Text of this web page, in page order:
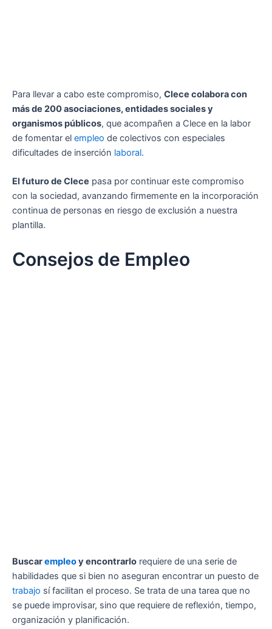
Para llevar a cabo este compromiso, Clece colabora con
más de 200 asociaciones, entidades sociales y
organismos públicos, que acompañen a Clece en la labor
de fomentar el empleo de colectivos con especiales
dificultades de inserción laboral.
El futuro de Clece pasa por continuar este compromiso
con la sociedad, avanzando firmemente en la incorporación
continua de personas en riesgo de exclusión a nuestra
plantilla.
Consejos de Empleo
Buscarempleoy encontrarlo requiere de una serie de
habilidades que si bien no aseguran encontrar un puesto de
trabajo sí facilitan el proceso. Se trata de una tarea que no
se puede improvisar, sino que requiere de reflexión, tiempo,
organización y planificación.